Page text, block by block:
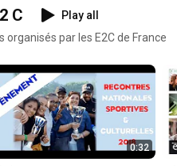
E N T S // E 2 C
Play all
par les E2C de France
0:32